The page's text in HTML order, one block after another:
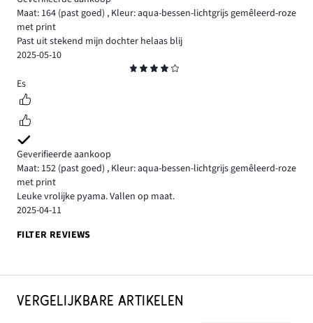
Maat: 164 (past goed) , Kleur: aqua-bessen-lichtgrijs gemêleerd-roze
met print
Past uit stekend mijn dochter helaas blij
2025-05-10
4
Es
Geverifieerde aankoop
Maat: 152 (past goed) , Kleur: aqua-bessen-lichtgrijs gemêleerd-roze
met print
Leuke vrolijke pyama. Vallen op maat.
2025-04-11
FILTER REVIEWS
VERGELIJKBARE ARTIKELEN